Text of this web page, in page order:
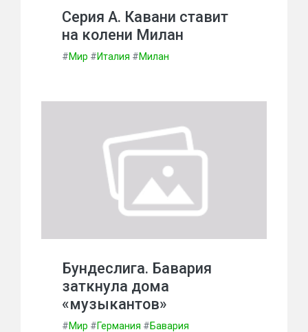
Серия А. Кавани ставит
на колени Милан
#Мир #Италия #Милан
Бундеслига. Бавария
заткнула дома
«музыкантов»
#Мир #Германия #Бавария